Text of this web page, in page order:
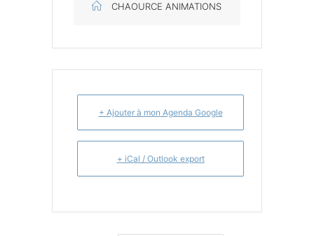
CHAOURCE ANIMATIONS
+ Ajouter à mon Agenda Google
+ iCal / Outlook export